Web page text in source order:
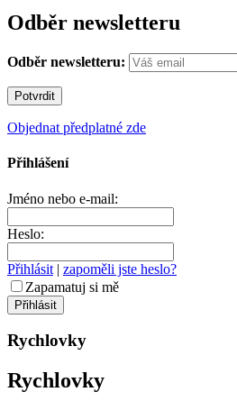
Odběr newsletteru
Odběr newsletteru:
Objednat předplatné zde
Přihlášení
Jméno nebo e-mail:
Heslo:
Přihlásit | zapoměli jste heslo?
Zapamatuj si mě
Rychlovky
Rychlovky